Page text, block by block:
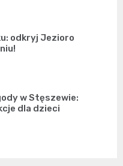
odkryj Jezioro
w Stęszewie:
dla dzieci